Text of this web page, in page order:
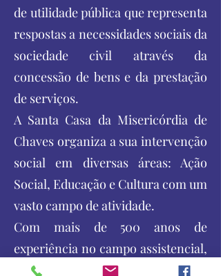
de utilidade pública que representa
respostas a necessidades sociais da
sociedade civil através da
concessão de bens e da prestação
de serviços.
A Santa Casa da Misericórdia de
Chaves organiza a sua intervenção
social em diversas áreas: Ação
Social, Educação e Cultura com um
vasto campo de atividade.
Com mais de 500 anos de
experiência no campo assistencial,
a Santa Casa da Misericórdia de